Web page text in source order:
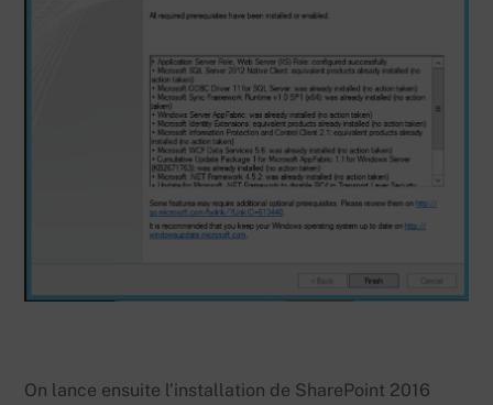
On lance ensuite l’installation de SharePoint 2016